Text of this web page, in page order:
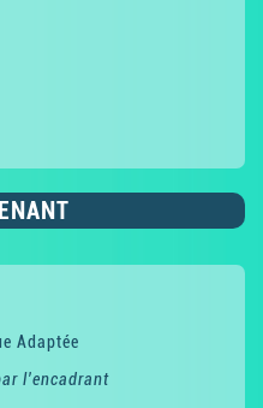
Adaptée
l'encadrant